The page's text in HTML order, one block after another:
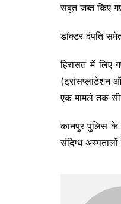
सबूत जब्त किए
डॉक्टर दंपति
हिरासत में लिए
(ट्रांसप्लांटेशन
एक मामले तक
कानपुर पुलिस के
संदिग्ध